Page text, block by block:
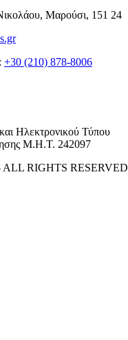
Μαρούσι, 151 24
+30 (210) 878-8006
Ηλεκτρονικού Τύπου
Μ.Η.Τ. 242097
RIGHTS RESERVED